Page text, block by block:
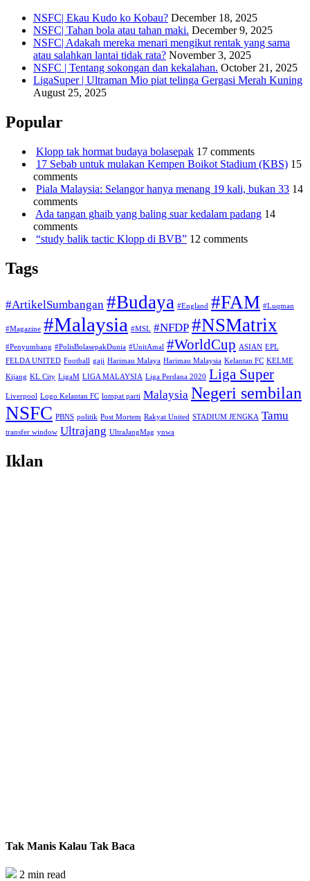
NSFC| Ekau Kudo ko Kobau? December 18, 2025
NSFC| Tahan bola atau tahan maki. December 9, 2025
NSFC| Adakah mereka menari mengikut rentak yang sama
atau salahkan lantai tidak rata? November 3, 2025
NSFC | Tentang sokongan dan kekalahan. October 21, 2025
LigaSuper | Ultraman Mio piat telinga Gergasi Merah Kuning
August 25, 2025
Popular
Klopp tak hormat budaya bolasepak 17 comments
17 Sebab untuk mulakan Kempen Boikot Stadium (KBS) 15
comments
Piala Malaysia: Selangor hanya menang 19 kali, bukan 33 14
comments
Ada tangan ghaib yang baling suar kedalam padang 14
comments
“study balik tactic Klopp di BVB” 12 comments
Tags
#ArtikelSumbangan #Budaya #England #FAM #Luqman
#Magazine #Malaysia #MSL #NFDP #NSMatrix
#Penyumbang #PolisBolasepakDunia #UnitAmal #WorldCup ASIAN EPL
FELDA UNITED Football gaji Harimau Malaya Harimau Malaysia Kelantan FC KELME
Kijang KL City LigaM LIGA MALAYSIA Liga Perdana 2020 Liga Super
Liverpool Logo Kelantan FC lompat parti Malaysia Negeri sembilan
NSFC PBNS politik Post Mortem Rakyat United STADIUM JENGKA Tamu
transfer window Ultrajang UltraJangMag ynwa
Iklan
Tak Manis Kalau Tak Baca
2 min read